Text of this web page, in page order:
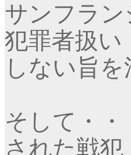
サンフラ
犯罪者扱い
しない旨
そして・・
された戦犯